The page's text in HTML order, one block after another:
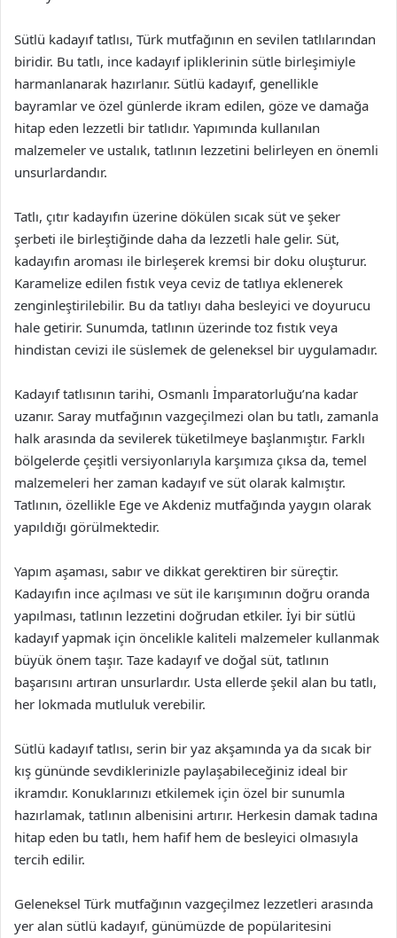
Sütlü kadayıf tatlısı, Türk mutfağının en sevilen tatlılarından
biridir. Bu tatlı, ince kadayıf ipliklerinin sütle birleşimiyle
harmanlanarak hazırlanır. Sütlü kadayıf, genellikle
bayramlar ve özel günlerde ikram edilen, göze ve damağa
hitap eden lezzetli bir tatlıdır. Yapımında kullanılan
malzemeler ve ustalık, tatlının lezzetini belirleyen en önemli
unsurlardandır.
Tatlı, çıtır kadayıfın üzerine dökülen sıcak süt ve şeker
şerbeti ile birleştiğinde daha da lezzetli hale gelir. Süt,
kadayıfın aroması ile birleşerek kremsi bir doku oluşturur.
Karamelize edilen fıstık veya ceviz de tatlıya eklenerek
zenginleştirilebilir. Bu da tatlıyı daha besleyici ve doyurucu
hale getirir. Sunumda, tatlının üzerinde toz fıstık veya
hindistan cevizi ile süslemek de geleneksel bir uygulamadır.
Kadayıf tatlısının tarihi, Osmanlı İmparatorluğu’na kadar
uzanır. Saray mutfağının vazgeçilmezi olan bu tatlı, zamanla
halk arasında da sevilerek tüketilmeye başlanmıştır. Farklı
bölgelerde çeşitli versiyonlarıyla karşımıza çıksa da, temel
malzemeleri her zaman kadayıf ve süt olarak kalmıştır.
Tatlının, özellikle Ege ve Akdeniz mutfağında yaygın olarak
yapıldığı görülmektedir.
Yapım aşaması, sabır ve dikkat gerektiren bir süreçtir.
Kadayıfın ince açılması ve süt ile karışımının doğru oranda
yapılması, tatlının lezzetini doğrudan etkiler. İyi bir sütlü
kadayıf yapmak için öncelikle kaliteli malzemeler kullanmak
büyük önem taşır. Taze kadayıf ve doğal süt, tatlının
başarısını artıran unsurlardır. Usta ellerde şekil alan bu tatlı,
her lokmada mutluluk verebilir.
Sütlü kadayıf tatlısı, serin bir yaz akşamında ya da sıcak bir
kış gününde sevdiklerinizle paylaşabileceğiniz ideal bir
ikramdır. Konuklarınızı etkilemek için özel bir sunumla
hazırlamak, tatlının albenisini artırır. Herkesin damak tadına
hitap eden bu tatlı, hem hafif hem de besleyici olmasıyla
tercih edilir.
Geleneksel Türk mutfağının vazgeçilmez lezzetleri arasında
yer alan sütlü kadayıf, günümüzde de popülaritesini